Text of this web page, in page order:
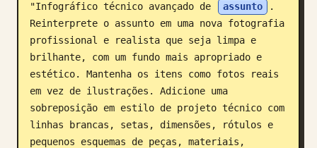
Blogue
Atualizações
"Infográfico técnico avançado de assunto
.
Reinterprete o assunto em uma nova fotografia
profissional e realista que seja limpa e
brilhante, com um fundo mais apropriado e
estético. Mantenha os itens como fotos reais
em vez de ilustrações. Adicione uma
sobreposição em estilo de projeto técnico com
linhas brancas, setas, dimensões, rótulos e
pequenos esquemas de peças, materiais,